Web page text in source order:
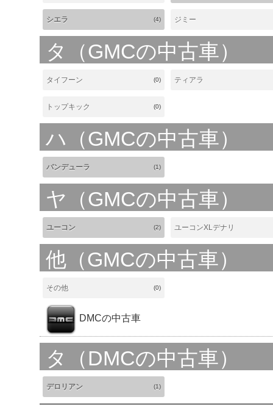
シエラ (4) ジミー
タ（GMCの中古車）
タイフーン (0) ティアラ
トップキック (0)
ハ（GMCの中古車）
バンデューラ (1)
ヤ（GMCの中古車）
ユーコン (2) ユーコンXLデナリ
他（GMCの中古車）
その他 (0)
DMCの中古車
タ（DMCの中古車）
デロリアン (1)